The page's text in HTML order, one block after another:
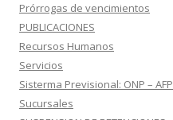
Prórrogas de vencimientos
PUBLICACIONES
Recursos Humanos
Servicios
Sisterma Previsional: ONP – AFP
Sucursales